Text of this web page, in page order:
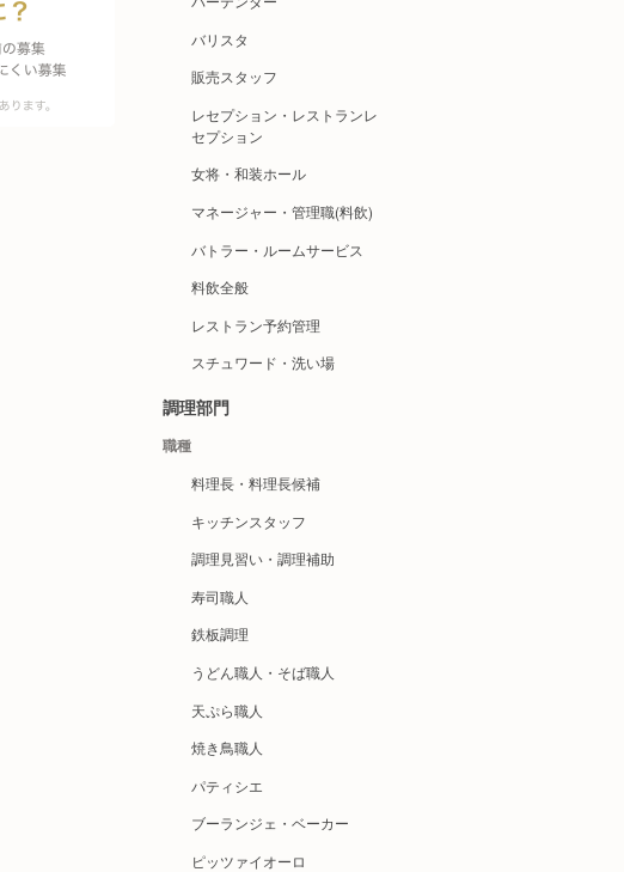
バリスタ
販売スタッフ
レセプション・レストランレ
セプション
女将・和装ホール
マネージャー・管理職(料飲)
バトラー・ルームサービス
料飲全般
レストラン予約管理
スチュワード・洗い場
調理部門
職種
料理長・料理長候補
キッチンスタッフ
調理見習い・調理補助
寿司職人
鉄板調理
うどん職人・そば職人
天ぷら職人
焼き鳥職人
パティシエ
ブーランジェ・ベーカー
ピッツァイオーロ